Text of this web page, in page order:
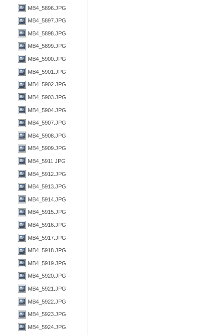
MB4_5896.JPG
MB4_5897.JPG
MB4_5898.JPG
MB4_5899.JPG
MB4_5900.JPG
MB4_5901.JPG
MB4_5902.JPG
MB4_5903.JPG
MB4_5904.JPG
MB4_5907.JPG
MB4_5908.JPG
MB4_5909.JPG
MB4_5911.JPG
MB4_5912.JPG
MB4_5913.JPG
MB4_5914.JPG
MB4_5915.JPG
MB4_5916.JPG
MB4_5917.JPG
MB4_5918.JPG
MB4_5919.JPG
MB4_5920.JPG
MB4_5921.JPG
MB4_5922.JPG
MB4_5923.JPG
MB4_5924.JPG